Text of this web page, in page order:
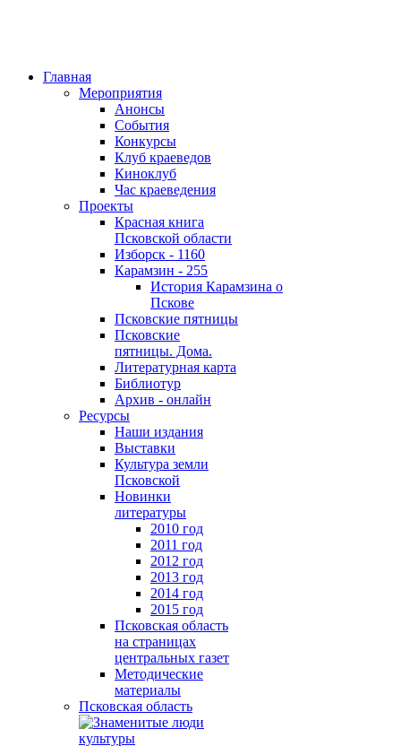
Главная
Мероприятия
Анонсы
События
Конкурсы
Клуб краеведов
Киноклуб
Час краеведения
Проекты
Красная книга
Псковской области
Изборск - 1160
Карамзин - 255
История Карамзина о
Пскове
Псковские пятницы
Псковские
пятницы. Дома.
Литературная карта
Библиотур
Архив - онлайн
Ресурсы
Наши издания
Выставки
Культура земли
Псковской
Новинки
литературы
2010 год
2011 год
2012 год
2013 год
2014 год
2015 год
Псковская область
на страницах
центральных газет
Методические
материалы
Псковская область